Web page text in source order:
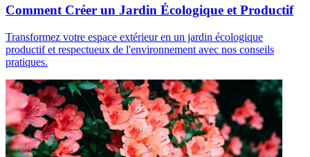
Comment Créer un Jardin Écologique et Productif
Transformez votre espace extérieur en un jardin écologique
productif et respectueux de l'environnement avec nos conseils
pratiques.